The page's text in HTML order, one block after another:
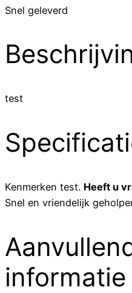
Snel geleverd
test
Kenmerken test. Heeft u
Snel en vriendelijk
informatie